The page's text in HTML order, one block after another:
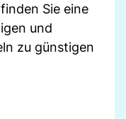
Sie eine
und
zu günstigen